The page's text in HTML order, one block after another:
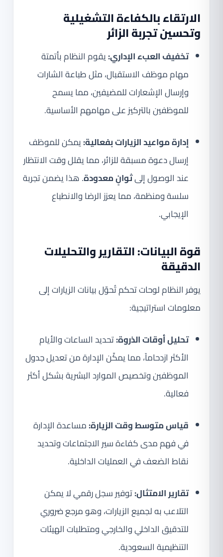
الارتقاء بالكفاءة التشغيلية
وتحسين تجربة الزائر
تخفيف العبء الإداري:يقوم النظام بأتمتة
مهام موظف الاستقبال، مثل طباعة الشارات
وإرسال الإشعارات للمضيفين، مما يسمح
للموظفين بالتركيز على مهامهم الأساسية.
إدارة مواعيد الزيارات بفعالية:يمكن للموظف
إرسال دعوة مسبقة للزائر، مما يقلل وقت الانتظار
عند الوصول إلىثوانٍ معدودة. هذا يضمن تجربة
سلسة ومنظمة، مما يعزز الرضا والانطباع
الإيجابي.
قوة البيانات: التقارير والتحليلات
الدقيقة
يوفر النظام لوحات تحكم تُحوّل بيانات الزيارات إلى
معلومات استراتيجية:
تحليل أوقات الذروة:تحديد الساعات والأيام
الأكثر ازدحاماً، مما يمكّن الإدارة من تعديل جدول
الموظفين وتخصيص الموارد البشرية بشكل أكثر
فعالية.
قياس متوسط وقت الزيارة:مساعدة الإدارة
في فهم مدى كفاءة سير الاجتماعات وتحديد
نقاط الضعف في العمليات الداخلية.
تقارير الامتثال:توفير سجل رقمي لا يمكن
التلاعب به لجميع الزيارات، وهو مرجع ضروري
للتدقيق الداخلي والخارجي ومتطلبات الهيئات
التنظيمية السعودية.